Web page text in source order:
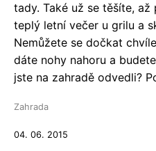
tady. Také už se těšíte,
teplý letní večer u grilu a
Nemůžete se dočkat
dáte nohy nahoru a
jste na zahradě odvedli?
Zahrada
04. 06. 2015